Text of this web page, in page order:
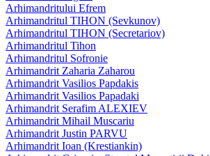
Arhimandritului Efrem
Arhimandritul TIHON (Sevkunov)
Arhimandritul TIHON (Secretariov)
Arhimandritul Tihon
Arhimandritul Sofronie
Arhimandrit Zaharia Zaharou
Arhimandrit Vasilios Papdakis
Arhimandrit Vasilios Papadaki
Arhimandrit Serafim ALEXIEV
Arhimandrit Mihail Muscariu
Arhimandrit Justin PARVU
Arhimandrit Ioan (Krestiankin)